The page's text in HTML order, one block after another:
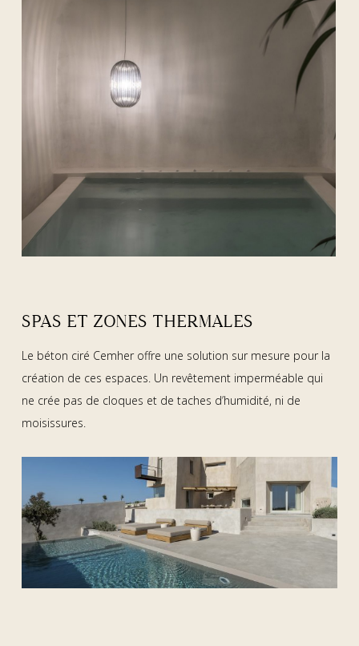
SPAS ET ZONES THERMALES
Le béton ciré Cemher offre une solution sur mesure pour la
création de ces espaces. Un revêtement imperméable qui
ne crée pas de cloques et de taches d’humidité, ni de
moisissures.